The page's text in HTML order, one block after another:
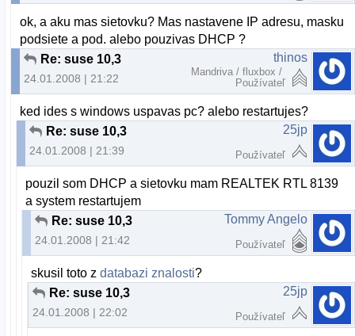
ok, a aku mas sietovku? Mas nastavene IP adresu, masku
podsiete a pod. alebo pouzivas DHCP ?
Re: suse 10,3
24.01.2008 | 21:22
thinos
Mandriva / fluxbox /
Používateľ
ked ides s windows uspavas pc? alebo restartujes?
Re: suse 10,3
24.01.2008 | 21:39
25jp
Používateľ
pouzil som DHCP a sietovku mam REALTEK RTL 8139
a system restartujem
Re: suse 10,3
24.01.2008 | 21:42
Tommy Angelo
Používateľ
skusil toto zdatabazi znalosti?
Re: suse 10,3
24.01.2008 | 22:02
25jp
Používateľ